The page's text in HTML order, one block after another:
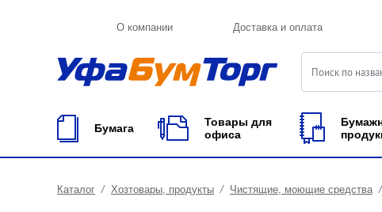
О компании Доставка и оплата
Бумага
Товары для
офиса
Каталог Хозтовары, продукты Чистящие, моющие средства